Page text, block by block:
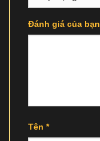
Đánh giá của bạn
Tên *